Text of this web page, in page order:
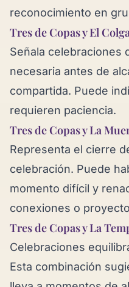
reconocimiento en
Tres de Copas y El
Señala celebraciones
necesaria antes de
compartida. Puede
requieren paciencia.
Tres de Copas y La
Representa el cierre
celebración. Puede
momento difícil y
conexiones o
Tres de Copas y La
Celebraciones
Esta combinación